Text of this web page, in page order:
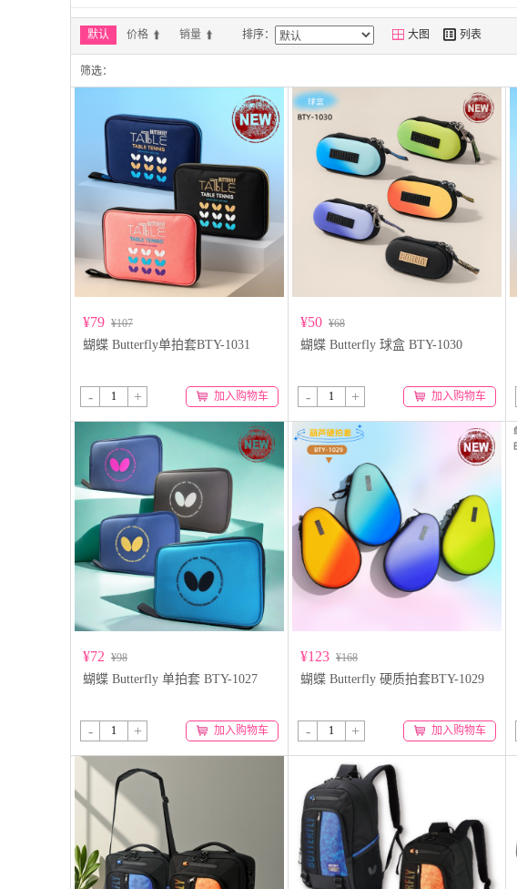
默认 价格 销量 排序：  大图  列表
筛选：
¥79 ¥107
蝴蝶 Butterfly单拍套BTY-1031
- + 加入购物车
¥50 ¥68
蝴蝶 Butterfly 球盒 BTY-1030
- + 加入购物车
¥72 ¥98
蝴蝶 Butterfly 单拍套 BTY-1027
- + 加入购物车
¥123 ¥168
蝴蝶 Butterfly 硬质拍套BTY-1029
- + 加入购物车